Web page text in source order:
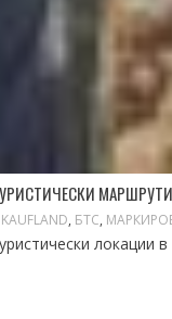
KAUFLAND, БТС,
локации